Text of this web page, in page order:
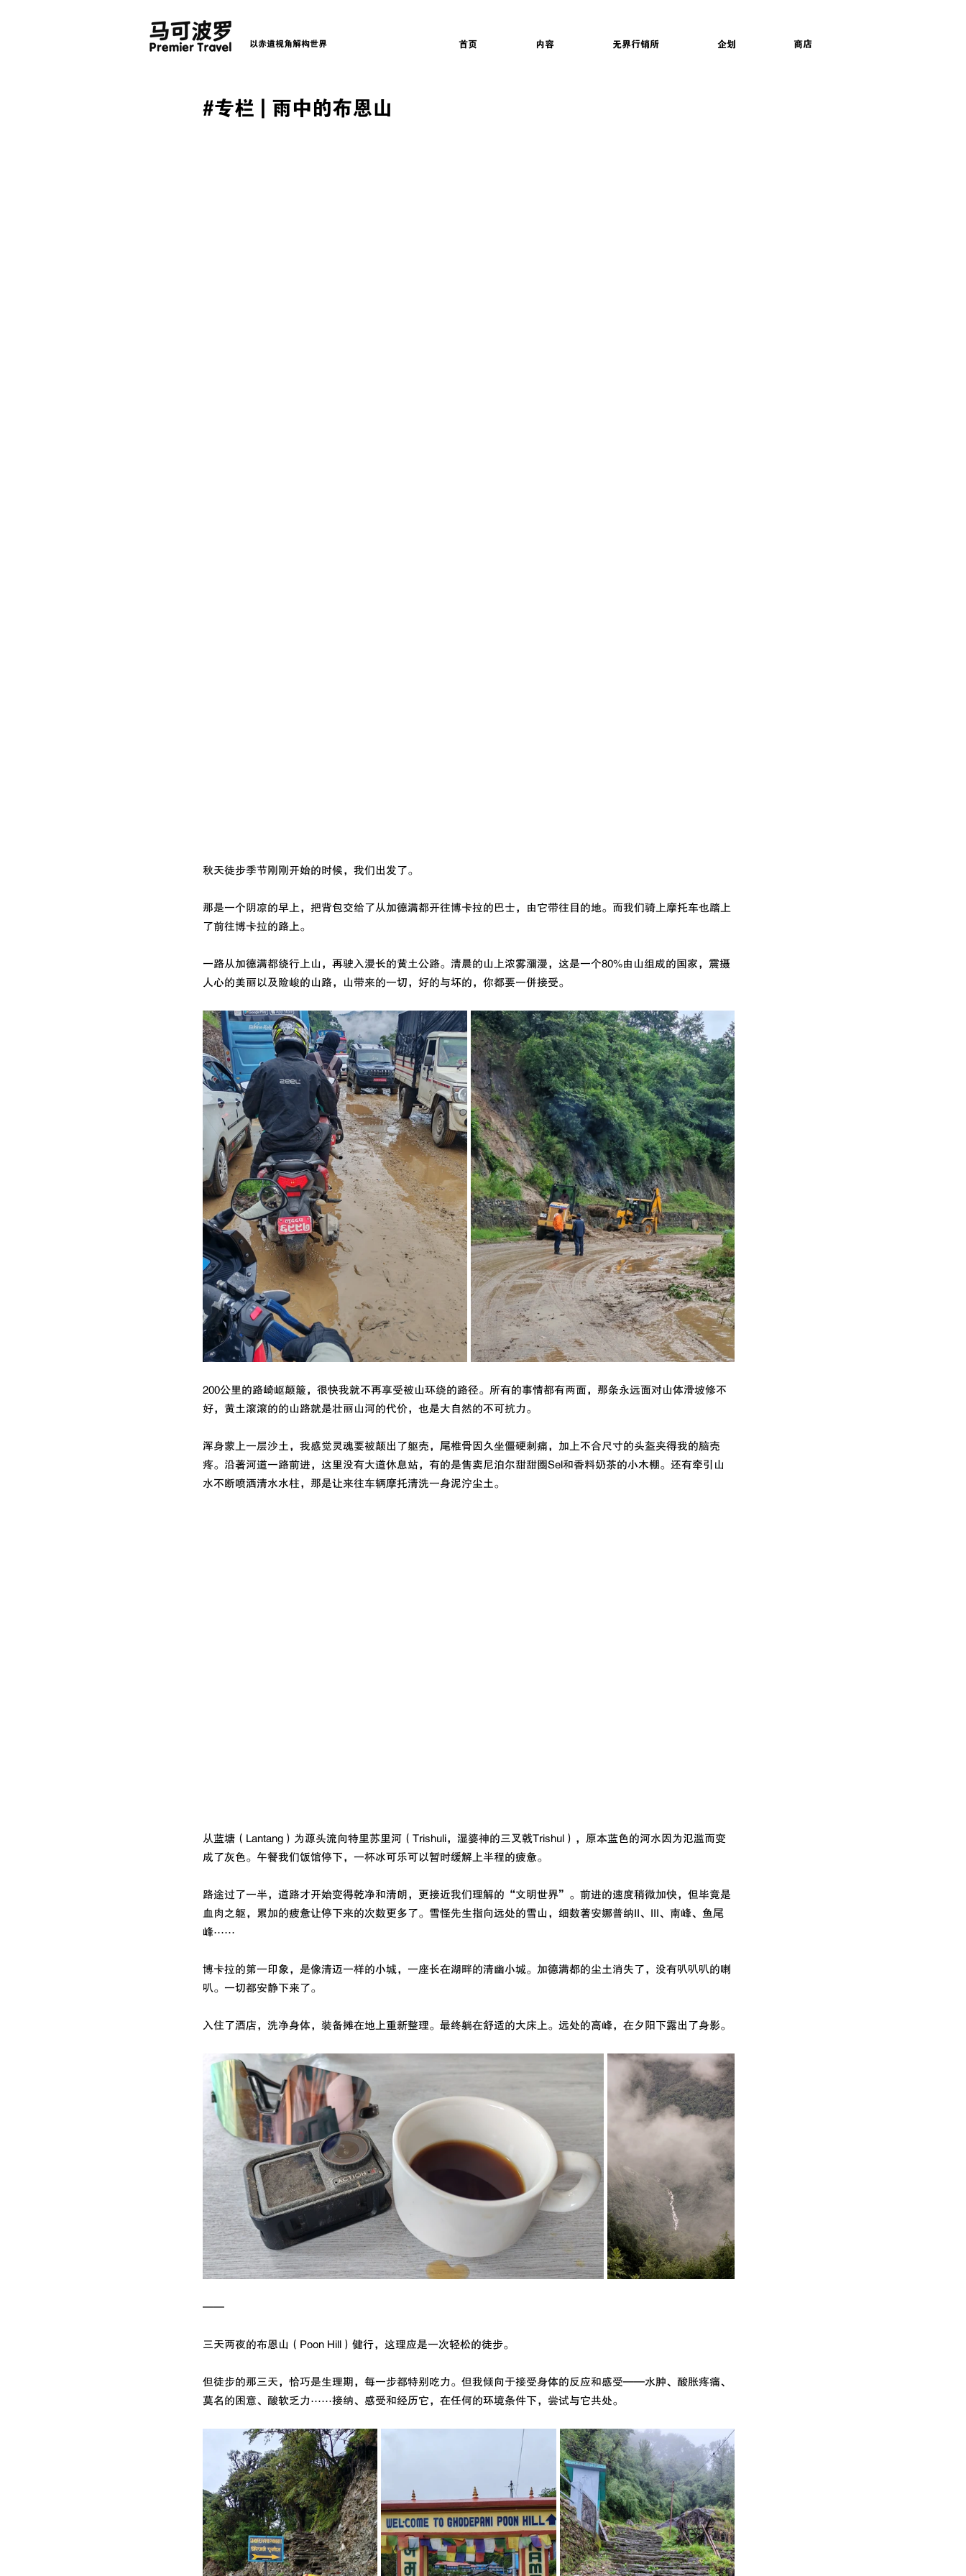
以赤道视角解构世界 首页 内容 无界行销所 企划 商店
#专栏 | 雨中的布恩山
秋天徒步季节刚刚开始的时候，我们出发了。
那是一个阴凉的早上，把背包交给了从加德满都开往博卡拉的巴士，由它带往目的地。而我们骑上摩托车也踏上
了前往博卡拉的路上。
一路从加德满都绕行上山，再驶入漫长的黄土公路。清晨的山上浓雾瀰漫，这是一个80%由山组成的国家，震摄
人心的美丽以及险峻的山路，山带来的一切，好的与坏的，你都要一併接受。
200公里的路崎岖颠簸，很快我就不再享受被山环绕的路径。所有的事情都有两面，那条永远面对山体滑坡修不
好，黄土滚滚的的山路就是壮丽山河的代价，也是大自然的不可抗力。
浑身蒙上一层沙土，我感觉灵魂要被颠出了躯壳，尾椎骨因久坐僵硬刺痛，加上不合尺寸的头盔夹得我的脑壳
疼。沿著河道一路前进，这里没有大道休息站，有的是售卖尼泊尔甜甜圈Sel和香料奶茶的小木棚。还有牵引山
水不断喷洒清水水柱，那是让来往车辆摩托清洗一身泥泞尘土。
从蓝塘（Lantang）为源头流向特里苏里河（Trishuli，湿婆神的三叉戟Trishul），原本蓝色的河水因为氾滥而变
成了灰色。午餐我们饭馆停下，一杯冰可乐可以暂时缓解上半程的疲惫。
路途过了一半，道路才开始变得乾净和清朗，更接近我们理解的“文明世界”。前进的速度稍微加快，但毕竟是
血肉之躯，累加的疲惫让停下来的次数更多了。雪怪先生指向远处的雪山，细数著安娜普纳II、III、南峰、鱼尾
峰⋯⋯
博卡拉的第一印象，是像清迈一样的小城，一座长在湖畔的清幽小城。加德满都的尘土消失了，没有叭叭叭的喇
叭。一切都安静下来了。
入住了酒店，洗净身体，装备摊在地上重新整理。最终躺在舒适的大床上。远处的高峰，在夕阳下露出了身影。
——
三天两夜的布恩山（Poon Hill）健行，这理应是一次轻松的徒步。
但徒步的那三天，恰巧是生理期，每一步都特别吃力。但我倾向于接受身体的反应和感受——水肿、酸胀疼痛、
莫名的困意、酸软乏力⋯⋯接纳、感受和经历它，在任何的环境条件下，尝试与它共处。